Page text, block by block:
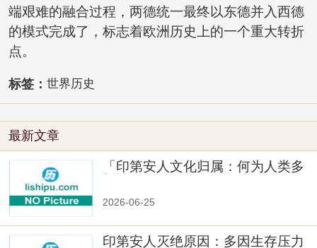
端艰难的融合过程，两德统一最终以东德并入西德
的模式完成了，标志着欧洲历史上的一个重大转折
点。
标签： 世界历史
最新文章
「印第安人文化归属：何为人类多
2026-06-25
印第安人灭绝原因：多因生存压力